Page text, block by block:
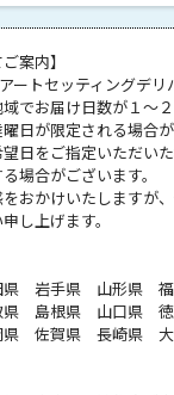
案内】
ートセッティングデ
でお届け日数が１～２
日が限定される場合が
日をご指定いただい
場合がございます。
おかけいたしますが
し上げます。
岩手県 山形県 福
島根県 山口県 徳
佐賀県 長崎県 大